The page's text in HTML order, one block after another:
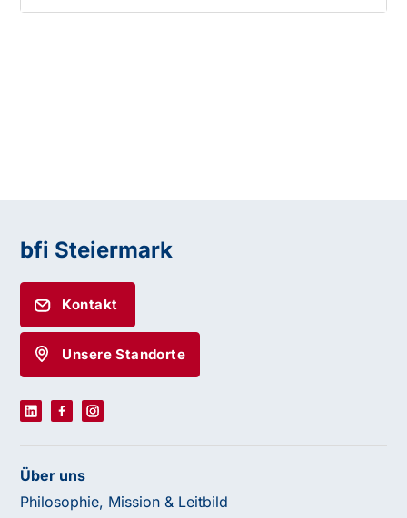
bfi Steiermark
Kontakt
Unsere Standorte
Über uns
Philosophie, Mission & Leitbild